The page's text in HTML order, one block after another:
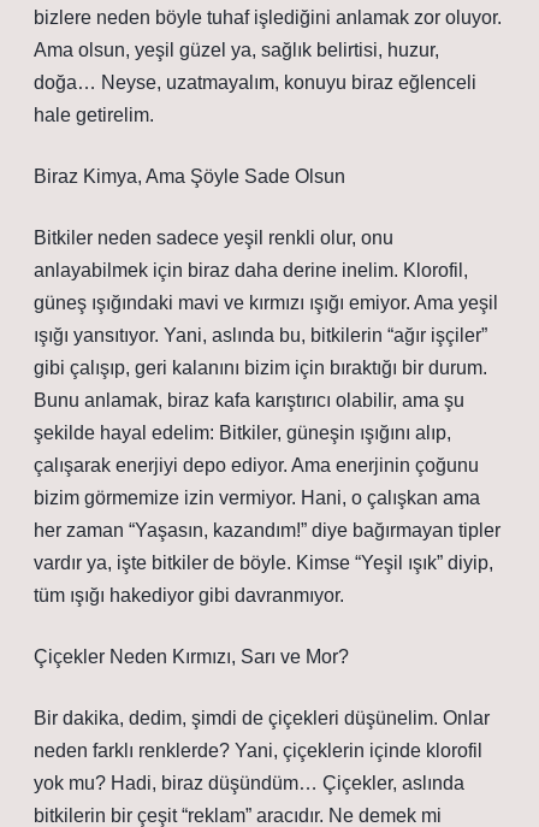
bizlere neden böyle tuhaf işlediğini anlamak zor oluyor.
Ama olsun, yeşil güzel ya, sağlık belirtisi, huzur,
doğa… Neyse, uzatmayalım, konuyu biraz eğlenceli
hale getirelim.
Biraz Kimya, Ama Şöyle Sade Olsun
Bitkiler neden sadece yeşil renkli olur, onu
anlayabilmek için biraz daha derine inelim. Klorofil,
güneş ışığındaki mavi ve kırmızı ışığı emiyor. Ama yeşil
ışığı yansıtıyor. Yani, aslında bu, bitkilerin “ağır işçiler”
gibi çalışıp, geri kalanını bizim için bıraktığı bir durum.
Bunu anlamak, biraz kafa karıştırıcı olabilir, ama şu
şekilde hayal edelim: Bitkiler, güneşin ışığını alıp,
çalışarak enerjiyi depo ediyor. Ama enerjinin çoğunu
bizim görmemize izin vermiyor. Hani, o çalışkan ama
her zaman “Yaşasın, kazandım!” diye bağırmayan tipler
vardır ya, işte bitkiler de böyle. Kimse “Yeşil ışık” diyip,
tüm ışığı hakediyor gibi davranmıyor.
Çiçekler Neden Kırmızı, Sarı ve Mor?
Bir dakika, dedim, şimdi de çiçekleri düşünelim. Onlar
neden farklı renklerde? Yani, çiçeklerin içinde klorofil
yok mu? Hadi, biraz düşündüm… Çiçekler, aslında
bitkilerin bir çeşit “reklam” aracıdır. Ne demek mi